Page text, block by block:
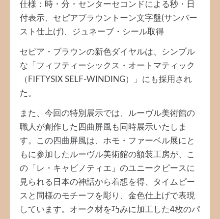
仕様：時・分・センターセコンドによる秒・日
付表示、セピアブラウントーン文字盤(サンバー
スト仕上げ)、ジュネーブ・シール取得
セピア・ブラウンの新色ダイヤルは、シンプル
な「フィフティーシックス・オートマティック
（FIFTYSIX SELF-WINDING）」にも採用され
た。
また、今回の特別展示では、ルーヴル美術館の
職人が創作した四曲屏風も同時展示いたしま
す。この四曲屏風は、ホモ・ファーベル展にと
もに参加したルーヴル美術館の額装工房が、こ
の「レ・キャビノティエ」のユニークピースに
見られる日本の神話から着想を得、タイムピー
スと同様のモチーフを彫り、金色仕上げで表現
しています。オーク材を巧みに加工した4枚のパ